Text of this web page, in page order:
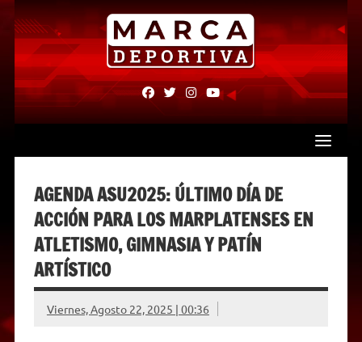
Skip
content
fab
fa-
fab
fa-
fab fab
AGENDA ASU2025: ÚLTIMO DÍA DE
ACCIÓN PARA LOS MARPLATENSES EN
ATLETISMO, GIMNASIA Y PATÍN
ARTÍSTICO
Viernes, Agosto 22, 2025 | 00:36